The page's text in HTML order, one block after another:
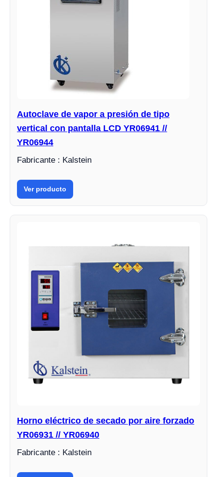
Autoclave de vapor a presión de tipo
vertical con pantalla LCD YR06941 //
YR06944
Fabricante : Kalstein
Ver producto
Horno eléctrico de secado por aire forzado
YR06931 // YR06940
Fabricante : Kalstein